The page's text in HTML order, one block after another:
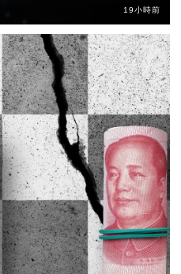
19小時前